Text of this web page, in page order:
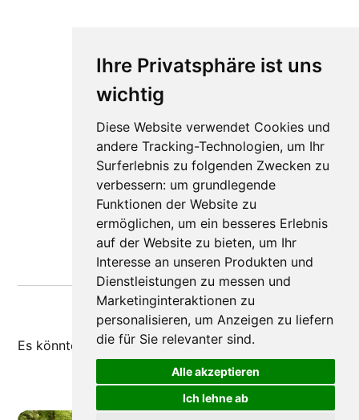
Ihre Privatsphäre ist uns
wichtig
Diese Website verwendet Cookies und
andere Tracking-Technologien, um Ihr
Surferlebnis zu folgenden Zwecken zu
verbessern: um grundlegende
Funktionen der Website zu
ermöglichen, um ein besseres Erlebnis
auf der Website zu bieten, um Ihr
Interesse an unseren Produkten und
Dienstleistungen zu messen und
Marketinginteraktionen zu
personalisieren, um Anzeigen zu liefern
die für Sie relevanter sind.
Alle akzeptieren
Ich lehne ab
Es könnte dir auch gefallen